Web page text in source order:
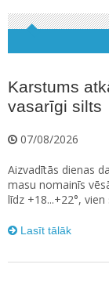
Karstums
vasarīgi silts
07/08/2026
Aizvadītās dienas
masu nomainīs
līdz +18...+22°,
Lasīt tālāk